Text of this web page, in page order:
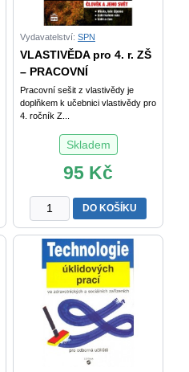
Vydavatelství: SPN
VLASTIVĚDA pro 4. r. ZŠ
– PRACOVNÍ
Pracovní sešit z vlastivědy je
doplňkem k učebnici vlastivědy pro
4. ročník Z...
Skladem
95 Kč
VLASTIVĚDA
pro
4.
ZŠ
PRACOVNÍ
SEŠIT
množství
DO KOŠÍKU